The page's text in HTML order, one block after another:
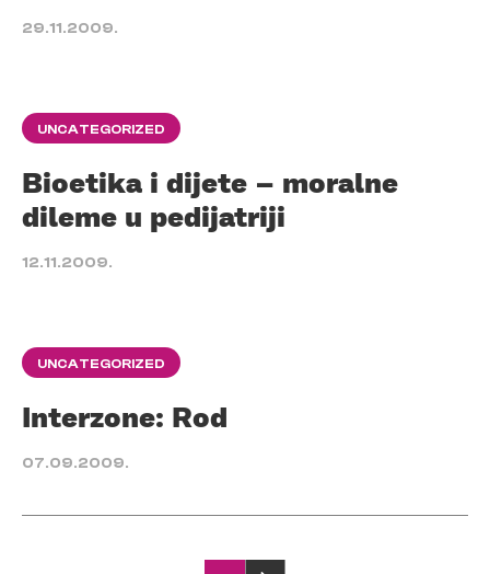
29.11.2009.
UNCATEGORIZED
Bioetika i dijete – moralne
dileme u pedijatriji
12.11.2009.
UNCATEGORIZED
Interzone: Rod
07.09.2009.